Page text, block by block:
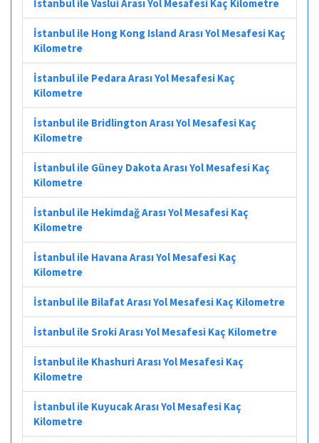
İstanbul ile Vaslui Arası Yol Mesafesi Kaç Kilometre
İstanbul ile Hong Kong Island Arası Yol Mesafesi Kaç
Kilometre
İstanbul ile Pedara Arası Yol Mesafesi Kaç
Kilometre
İstanbul ile Bridlington Arası Yol Mesafesi Kaç
Kilometre
İstanbul ile Güney Dakota Arası Yol Mesafesi Kaç
Kilometre
İstanbul ile Hekimdağ Arası Yol Mesafesi Kaç
Kilometre
İstanbul ile Havana Arası Yol Mesafesi Kaç
Kilometre
İstanbul ile Bilafat Arası Yol Mesafesi Kaç Kilometre
İstanbul ile Sroki Arası Yol Mesafesi Kaç Kilometre
İstanbul ile Khashuri Arası Yol Mesafesi Kaç
Kilometre
İstanbul ile Kuyucak Arası Yol Mesafesi Kaç
Kilometre